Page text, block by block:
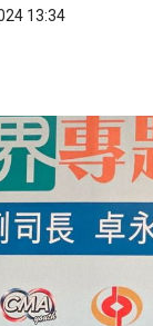
13:34